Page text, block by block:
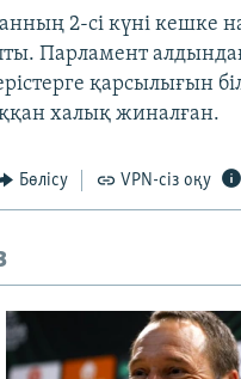
2-сі күні кешке
Парламент
қарсылығын
халық жиналған.
Бөлісу VPN-сіз оқу